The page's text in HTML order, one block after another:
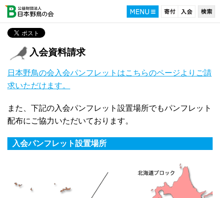
入会資料請求
日本野鳥の会入会パンフレットはこちらのページよりご請
求いただけます。
また、下記の入会パンフレット設置場所でもパンフレット
配布にご協力いただいております。
入会パンフレット設置場所